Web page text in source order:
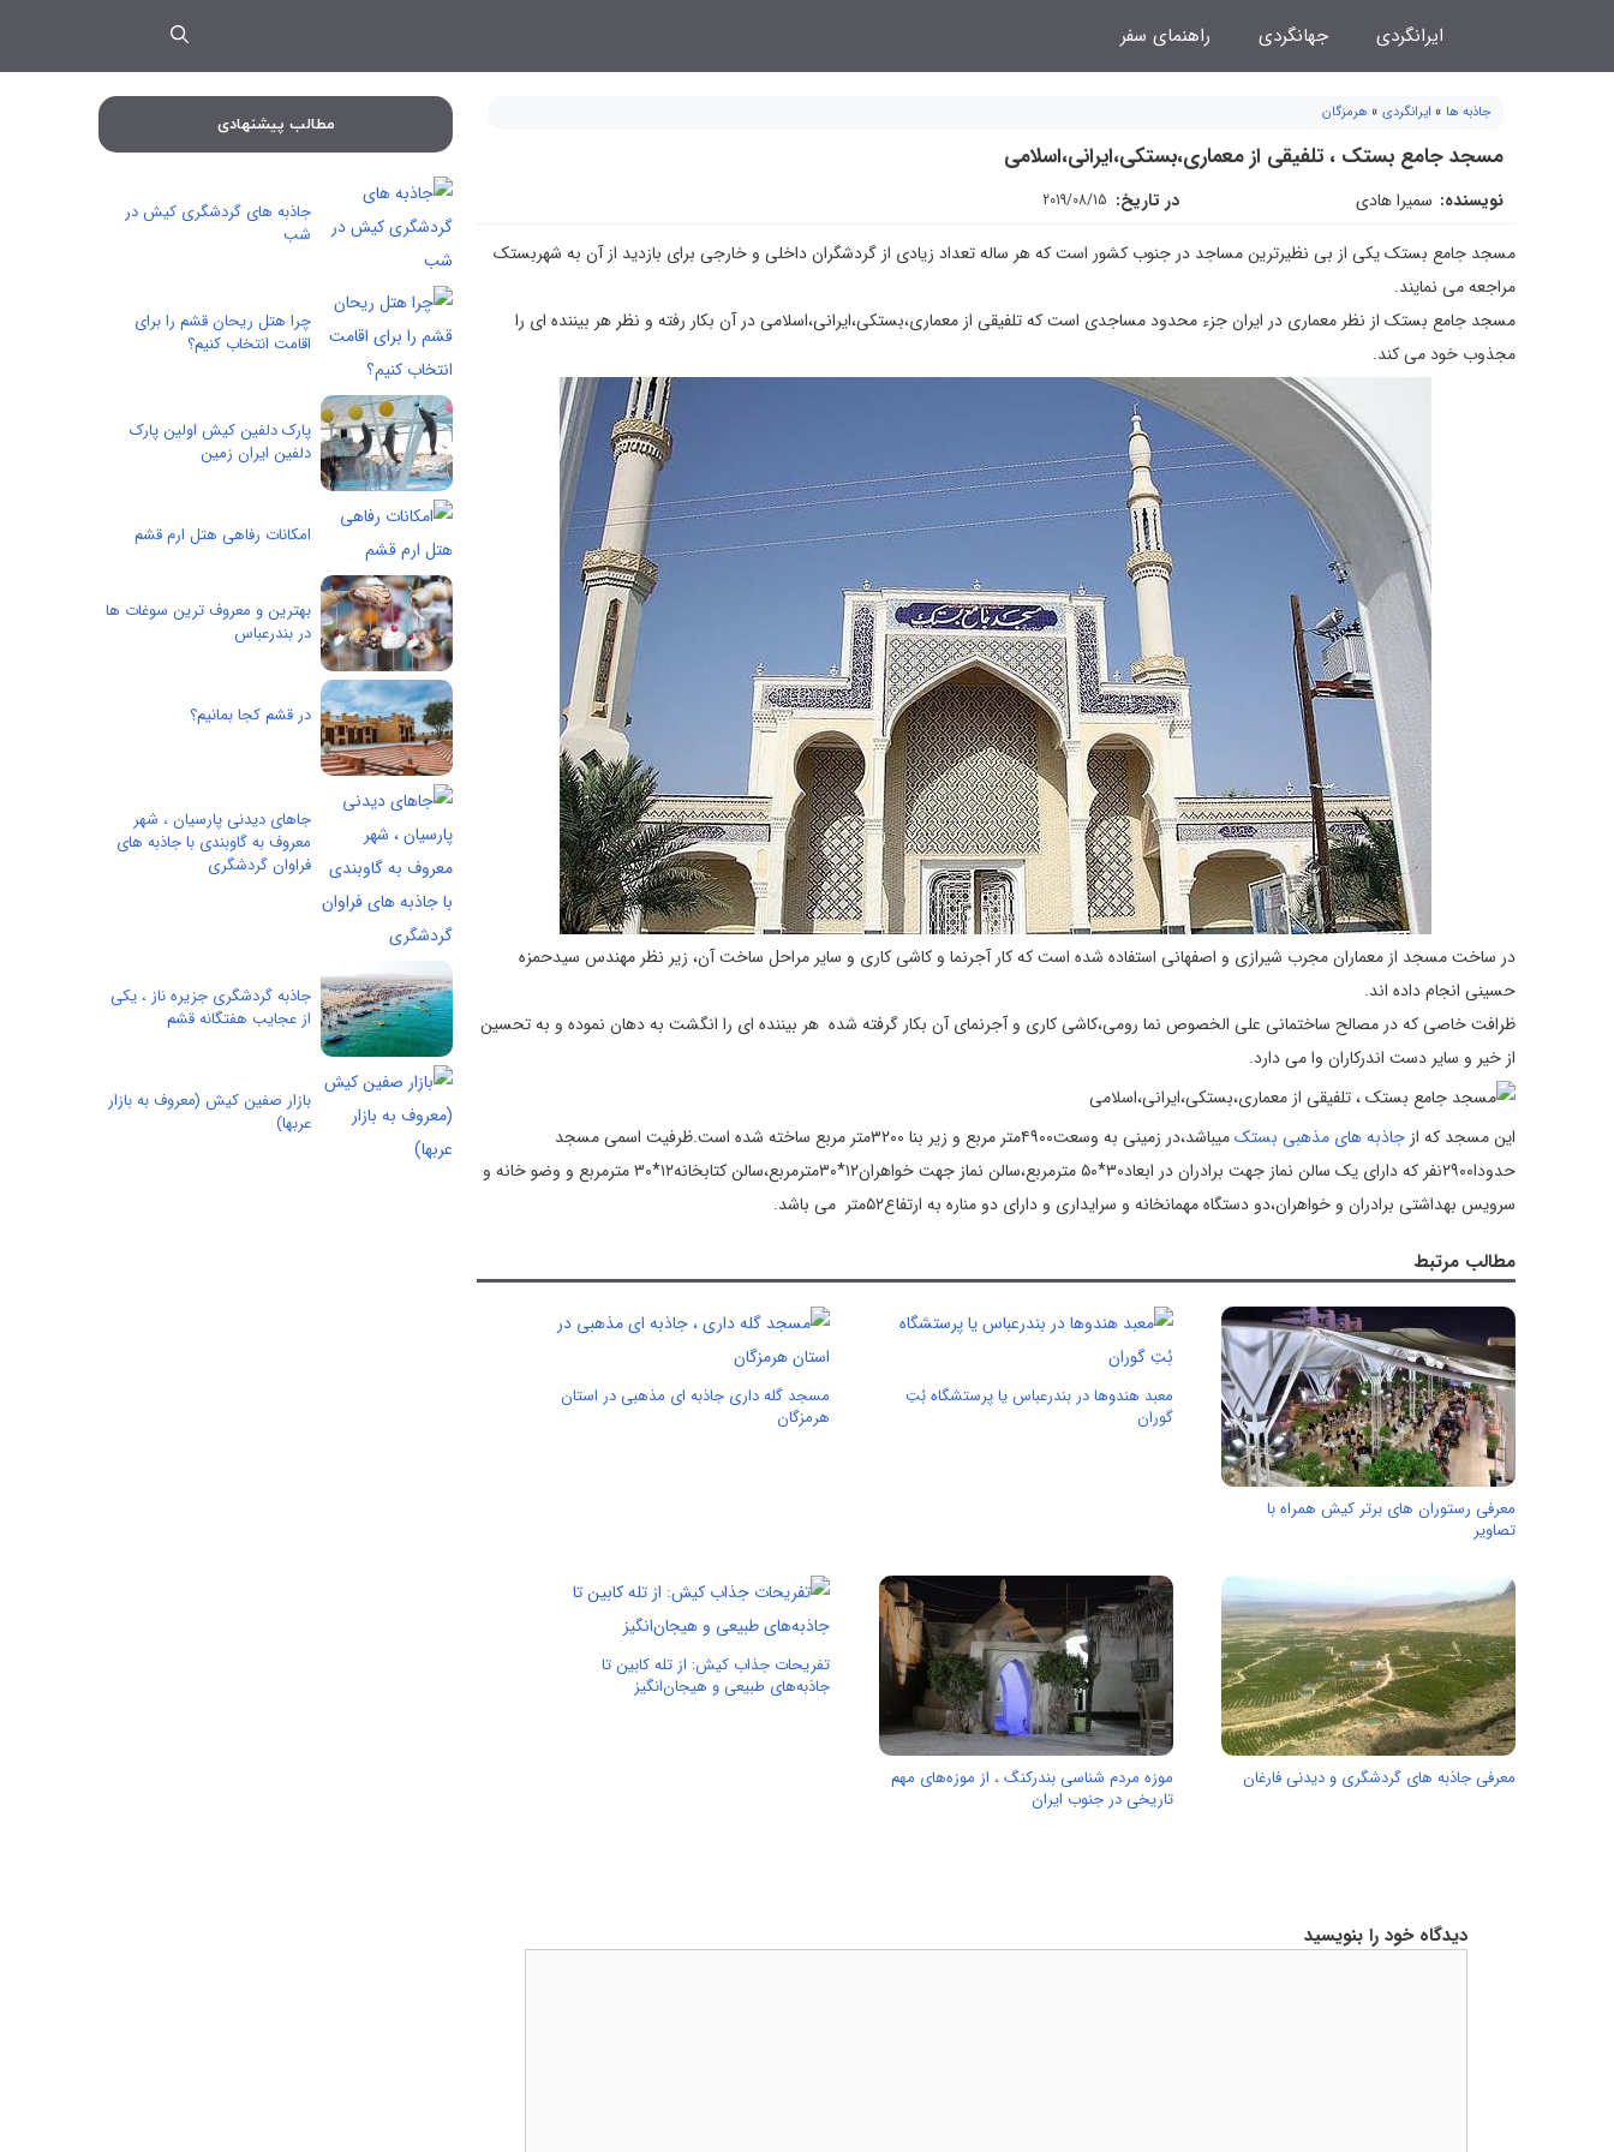
ایرانگردی جهانگردی راهنمای سفر
جاذبه ها » ایرانگردی » هرمزگان
مسجد جامع بستک ، تلفیقی از معماری،بستکی،ایرانی،اسلامی
نویسنده: سمیرا هادی در تاریخ: 2019/08/15
مسجد جامع بستک یکی از بی نظیرترین مساجد در جنوب کشور است که هر ساله تعداد زیادی از گردشگران داخلی و خارجی برای بازدید از آن به شهربستک
مراجعه می نمایند.
مسجد جامع بستک از نظر معماری در ایران جزء محدود مساجدی است که تلفیقی از معماری،بستکی،ایرانی،اسلامی در آن بکار رفته و نظر هر بیننده ای را
مجذوب خود می کند.
در ساخت مسجد از معماران مجرب شیرازی و اصفهانی استفاده شده است که کار آجرنما و کاشی کاری و سایر مراحل ساخت آن، زیر نظر مهندس سیدحمزه
حسینی انجام داده اند.
ظرافت خاصی که در مصالح ساختمانی علی الخصوص نما رومی،کاشی کاری و آجرنمای آن بکار گرفته شده هر بیننده ای را انگشت به دهان نموده و به تحسین
از خیر و سایر دست اندرکاران وا می دارد.
این مسجد که از جاذبه های مذهبی بستک
میباشد،در زمینی به وسعت۴۹۰۰متر مربع و زیر بنا ۳۲۰۰متر مربع ساخته شده است.ظرفیت اسمی مسجد
حدودا۲۹۰۰نفر که دارای یک سالن نماز جهت برادران در ابعاد۳۰*۵۰ مترمربع،سالن نماز جهت خواهران۱۲*۳۰مترمربع،سالن کتابخانه۱۲*۳۰ مترمربع و وضو خانه و
سرویس بهداشتی برادران و خواهران،دو دستگاه مهمانخانه و سرایداری و دارای دو مناره به ارتفاع۵۲متر می باشد.
مطالب مرتبط
معرفی رستوران های برتر کیش همراه با
تصاویر
معبد هندوها در بندرعباس یا پرستشگاه بُتِ
گوران
مسجد گله داری جاذبه ای مذهبی در استان
هرمزگان
معرفی جاذبه های گردشگری و دیدنی فارغان
موزه مردم شناسی بندرکنگ ، از موزه‌های مهم
تاریخی در جنوب ایران
تفریحات جذاب کیش: از تله کابین تا
جاذبه‌های طبیعی و هیجان‌انگیز
دیدگاه خود را بنویسید
مطالب پیشنهادی
جاذبه های گردشگری کیش در
شب
چرا هتل ریحان قشم را برای
اقامت انتخاب کنیم؟
پارک دلفین کیش اولین پارک
دلفین ایران زمین
امکانات رفاهی هتل ارم قشم
بهترین و معروف ترین سوغات ها
در بندرعباس
در قشم کجا بمانیم؟
جاهای دیدنی پارسیان ، شهر
معروف به گاوبندی با جاذبه های
فراوان گردشگری
جاذبه گردشگری جزیره ناز ، یکی
از عجایب هفتگانه قشم‌
بازار صفین کیش (معروف به بازار
عربها)